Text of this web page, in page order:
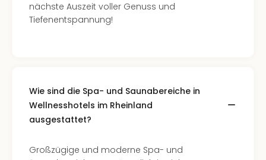
nächste Auszeit voller Genuss und
Tiefenentspannung!
Wie sind die Spa- und Saunabereiche in
Wellnesshotels im Rheinland
ausgestattet?
Großzügige und moderne Spa- und